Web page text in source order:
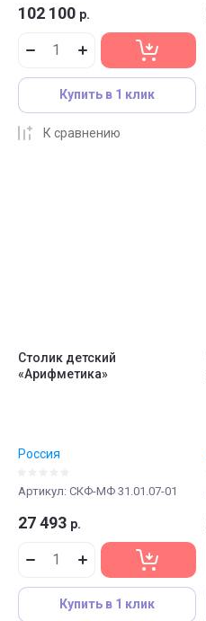
102 100 р.
Купить в 1 клик
К сравнению
Столик детский
«Арифметика»
Россия
Артикул: СКФ-МФ 31.01.07-01
27 493 р.
Купить в 1 клик